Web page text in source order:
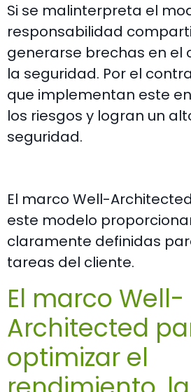
Si se malinterpreta el
responsabilidad
generarse brechas en el
la seguridad. Por el
que implementan este
los riesgos y logran un
seguridad.
El marco Well-
este modelo
claramente definidas
tareas del cliente.
El marco Well-
Architected
optimizar el